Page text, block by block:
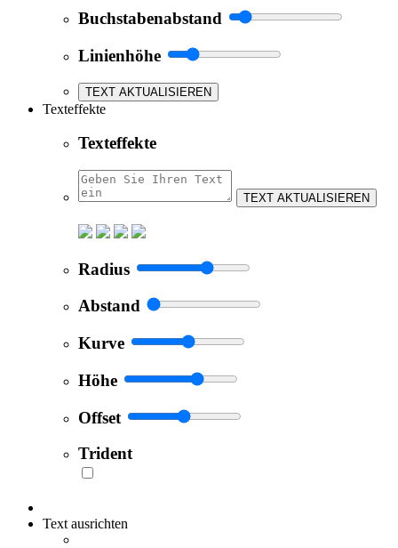
Buchstabenabstand
Linienhöhe
TEXT AKTUALISIEREN
Texteffekte
Texteffekte
TEXT AKTUALISIEREN
Radius
Abstand
Kurve
Höhe
Offset
Trident
Text ausrichten